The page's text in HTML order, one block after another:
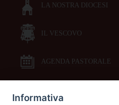
LA NOSTRA DIOCESI
IL VESCOVO
AGENDA PASTORALE
DOCUMENTI PASTORALI
Informativa